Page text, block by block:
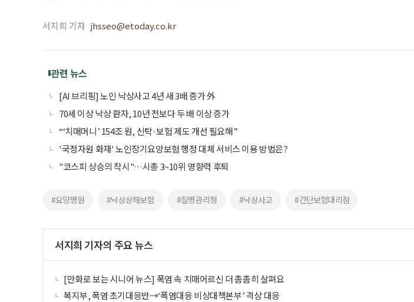
서지희 기자 jhsseo@etoday.co.kr
관련 뉴스
[AI 브리핑] 노인 낙상사고 4년 새 3배 증가 外
70세 이상 낙상 환자, 10년 전보다 두 배 이상 증가
“‘치매머니’ 154조 원, 신탁·보험 제도 개선 필요해”
'국정자원 화재' 노인장기요양보험 행정 대체 서비스 이용 방법은?
"코스피 상승의 착시"…시총 3~10위 영향력 후퇴
#요양병원 #낙상상해보험 #질병관리청 #낙상사고 #간단보험대리점
서지희 기자의 주요 뉴스
[만화로 보는 시니어 뉴스] 폭염 속 치매어르신 더 촘촘히 살펴요
복지부, 폭염 초기대응반→‘폭염대응 비상대책본부’ 격상 대응